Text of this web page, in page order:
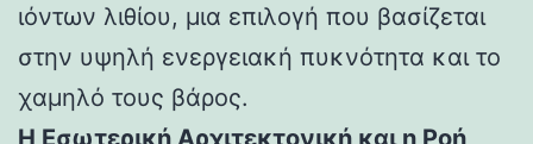
ιόντων λιθίου, μια επιλογή που βασίζεται
στην υψηλή ενεργειακή πυκνότητα και το
χαμηλό τους βάρος.
Η Εσωτερική Αρχιτεκτονική και η Ροή